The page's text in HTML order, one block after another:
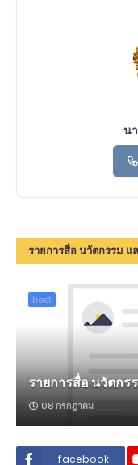
น
รายการสื่อ นวัตกรรม แ
best
รายการสื่อ นวัตกร
08 กรกฎาคม
facebook